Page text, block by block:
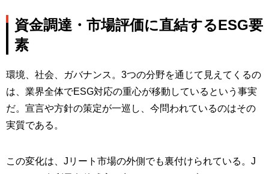
資金調達・市場評価に直結するESG要
素
環境、社会、ガバナンス。3つの分野を通じて見えてくるの
は、業界全体でESG対応の重心が移動しているという事実
だ。宣言や方針の策定が一巡し、今問われているのはその
実質である。
この変化は、Jリート市場の外側でも裏付けられている。J